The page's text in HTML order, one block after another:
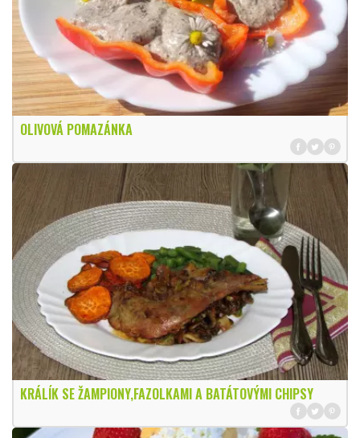
OLIVOVÁ POMAZÁNKA
KRÁLÍK SE ŽAMPIONY,FAZOLKAMI A BATÁTOVÝMI CHIPSY